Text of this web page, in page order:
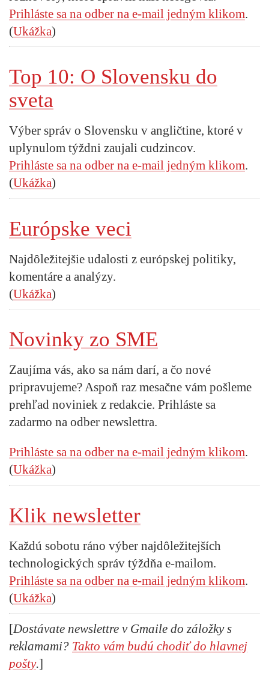
Prihláste sa na odber na e-mail jedným klikom.
(Ukážka)
Top 10: O Slovensku do
sveta
Výber správ o Slovensku v angličtine, ktoré v
uplynulom týždni zaujali cudzincov.
Prihláste sa na odber na e-mail jedným klikom.
(Ukážka)
Európske veci
Najdôležitejšie udalosti z európskej politiky,
komentáre a analýzy.
(Ukážka)
Novinky zo SME
Zaujíma vás, ako sa nám darí, a čo nové
pripravujeme? Aspoň raz mesačne vám pošleme
prehľad noviniek z redakcie. Prihláste sa
zadarmo na odber newslettra.
Prihláste sa na odber na e-mail jedným klikom.
(Ukážka)
Klik newsletter
Každú sobotu ráno výber najdôležitejších
technologických správ týždňa e-mailom.
Prihláste sa na odber na e-mail jedným klikom.
(Ukážka)
[Dostávate newslettre v Gmaile do záložky s
reklamami? Takto vám budú chodiť do hlavnej
pošty.]